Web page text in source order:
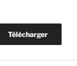
Télécharger